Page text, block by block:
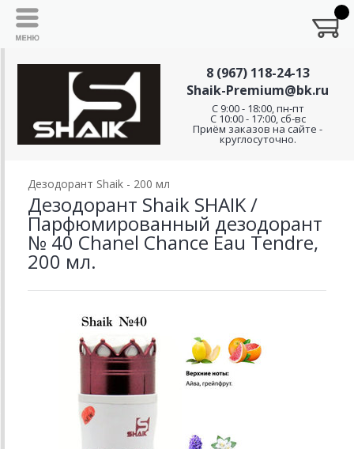
8 (967) 118-24-13
Shaik-Premium@bk.ru
C 9:00 - 18:00, пн-пт
С 10:00 - 17:00, сб-вс
Приём заказов на сайте -
круглосуточно.
Дезодорант Shaik - 200 мл
Дезодорант Shaik SHAIK /
Парфюмированный дезодорант
№ 40 Chanel Chance Еаu Tendre,
200 мл.